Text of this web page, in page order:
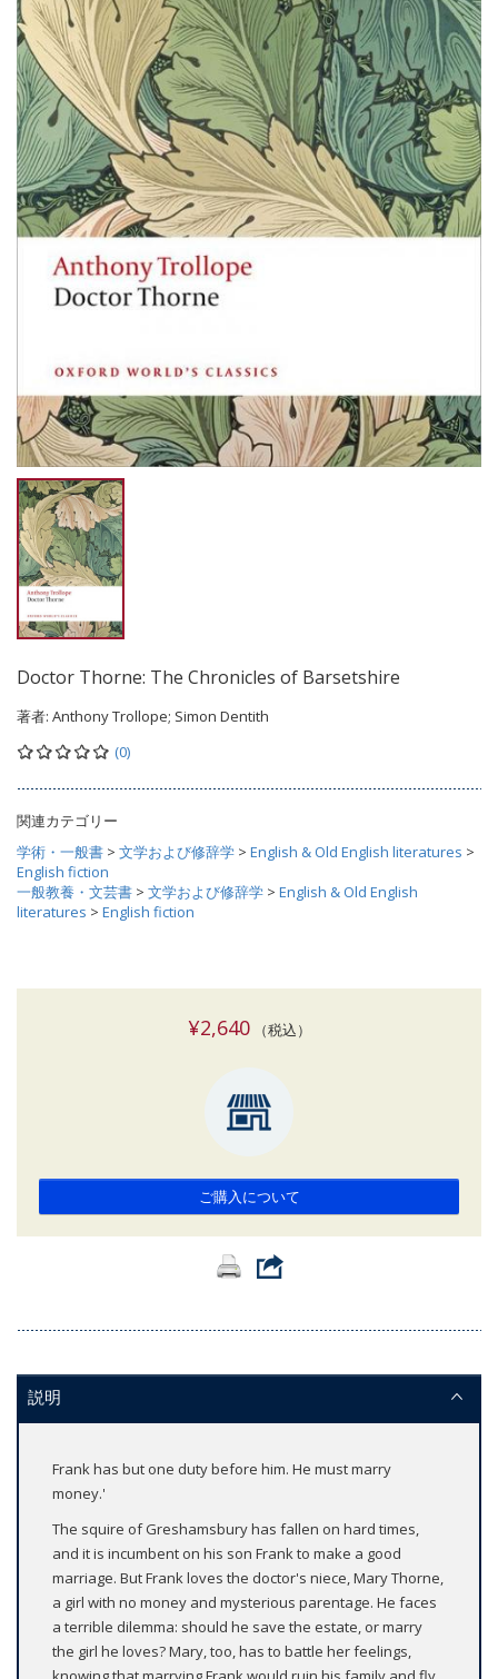
Doctor Thorne: The Chronicles of Barsetshire
著者: Anthony Trollope; Simon Dentith
(0)
関連カテゴリー
学術・一般書 > 文学および修辞学 > English & Old English literatures >
English fiction
一般教養・文芸書 > 文学および修辞学 > English & Old English
literatures > English fiction
¥2,640（税込）
ご購入について
説明
Frank has but one duty before him. He must marry
money.'
The squire of Greshamsbury has fallen on hard times,
and it is incumbent on his son Frank to make a good
marriage. But Frank loves the doctor's niece, Mary Thorne,
a girl with no money and mysterious parentage. He faces
a terrible dilemma: should he save the estate, or marry
the girl he loves? Mary, too, has to battle her feelings,